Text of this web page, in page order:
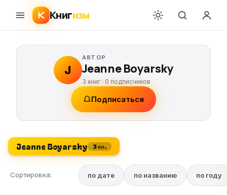
Книгизм
J
АВТОР
Jeanne Boyarsky
3 книг · 0 подписчиков
Подписаться
Jeanne Boyarsky 3 кн.
Сортировка: по дате по названию по году